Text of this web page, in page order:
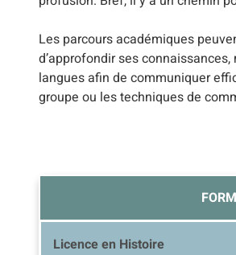
Les parcours académiques
d’approfondir ses
langues afin de communiquer
groupe ou les techniques de
Licence en Histoire